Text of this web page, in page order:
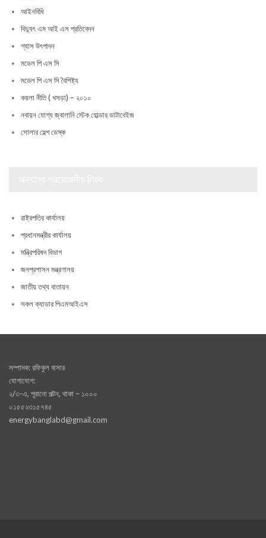
আইনবিধি
বিদ্যুৎ এম আই এস প্রতিবেদন
গ্যাস উৎপাদন
মডেল পি এস সি
মডেল পি এস সি বৈশিষ্ট্য
কয়লা নীতি ( খসড়া) – ২০১০
নবায়ন যোগ্য জ্বালানি স্টেক হোল্ডার ডাটাবেইজ
সোলার হেল্প ডেস্ক
রাষ্ট্রপতির কার্যালয়
প্রধানমন্ত্রীর কার্যালয়
মন্ত্রিপরিষদ বিভাগ
জনপ্রশাসন মন্ত্রণালয়
জাতীয় তথ্য বাতায়ন
সকল ক্যাডার পিএমআইএস
সম্পাদক: রফিকুল বাসার
যোগাযোগ:
২/৩-এ, পূরানো পল্টন, থাকা – ১০০০
০১৫৫২৩১৫৭৪৫
energybanglabd@gmail.com